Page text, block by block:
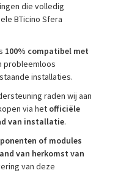
die volledig
BTicino Sfera
100% compatibel met
probleemloos
installaties.
raden wij aan
via het officiële
van installatie.
of modules
van herkomst van
van deze